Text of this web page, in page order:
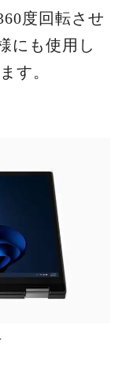
度回転させ
にも使用し
す。